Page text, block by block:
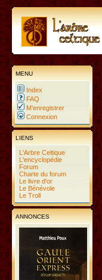
MENU
Index
FAQ
M’enregistrer
Connexion
LIENS
L'Arbre Celtique
L'encyclopédie
Forum
Charte du forum
Le livre d'or
Le Bénévole
Le Troll
ANNONCES